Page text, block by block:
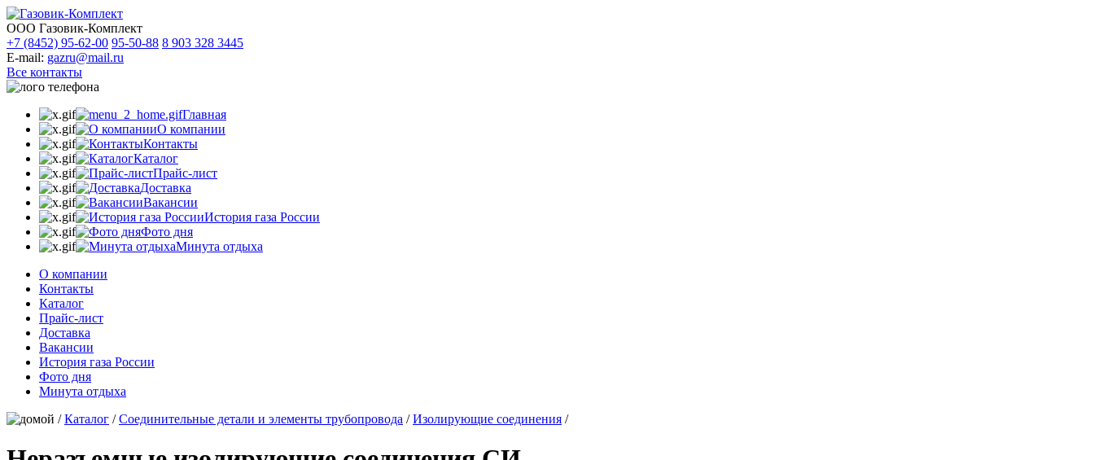
ООО Газовик-Комплект
+7 (8452) 95-62-00 95-50-88 8 903 328 3445
E-mail: gazru@mail.ru
Все контакты
Главная
О компании
Контакты
Каталог
Прайс-лист
Доставка
Вакансии
История газа России
Фото дня
Минута отдыха
О компании
Контакты
Каталог
Прайс-лист
Доставка
Вакансии
История газа России
Фото дня
Минута отдыха
/Каталог /Соединительные детали и элементы трубопровода /Изолирующие соединения /